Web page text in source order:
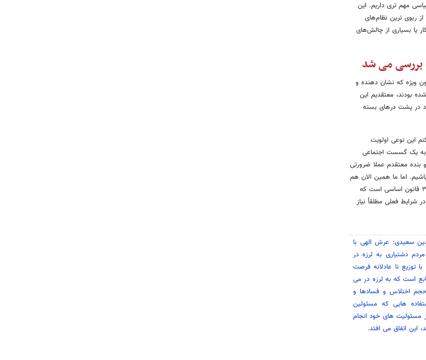
مهم تری داریم. این
ربوی ترین نظام‌های
یا بسیاری از چالش‌های
بررسی می شد
که در یک کمیسیون ویژه که نشان دهنده و
بودند، معتقدیم این
ویژه برود و افراد در پشت درهای بسته
این نوعی اولویت
به یک گسست اجتماعی
بنده معتقدم عملا ضرورتی
اما ما همین الان هم
قوانین متروکی داریم که اجرایی نمی‌شوند. اگر بنا بر اجرای قانون باشد، همین الان اصل ۳۱ قانون اساسی است که
شرایط فعلی مطلقاً نیاز
سعیدی: عرش الهی با
دشتیاری به لرزه در
توزیع نا عادلانه فرصت
است که به لرزه در می
حجم اختلاس و فسادها و
هایی که مسئولین
مسئولیت های خود انجام
این اتفاق می افتد.